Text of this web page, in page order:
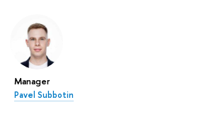
Manager
Pavel Subbotin